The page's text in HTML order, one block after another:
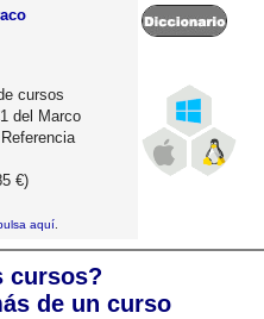
cursos
del Marco
€)
aquí
cursos?
de un curso